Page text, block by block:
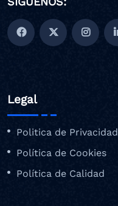
Legal
Politica de Privacidad
Política de Cookies
Política de Calidad